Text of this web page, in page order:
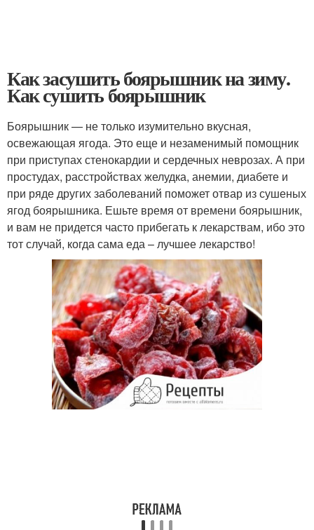
Как засушить боярышник на зиму.
Как сушить боярышник
Боярышник — не только изумительно вкусная,
освежающая ягода. Это еще и незаменимый помощник
при приступах стенокардии и сердечных неврозах. А при
простудах, расстройствах желудка, анемии, диабете и
при ряде других заболеваний поможет отвар из сушеных
ягод боярышника. Ешьте время от времени боярышник,
и вам не придется часто прибегать к лекарствам, ибо это
тот случай, когда сама еда – лучшее лекарство!